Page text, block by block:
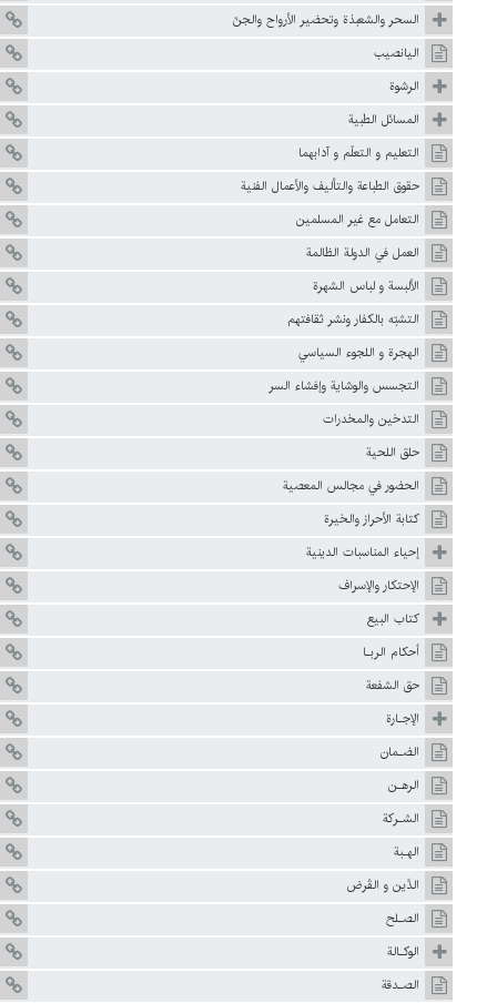
السحر والشعبذة وتحضير الأرواح والجنّ
اليانصيب
الرشوة
المسائل الطبية
التعليم و التعلّم و آدابهما
حقوق الطباعة والتأليف والأعمال الفنية
التعامل مع غير المسلمين
العمل في الدولة الظالمة
الألبسة و لباس الشهرة
التشبّه بالكفار ونشر ثقافتهم
الهجرة و اللجوء السياسي
التجسس والوشاية وإفشاء السر
التدخين والمخدرات
حلق اللحية
الحضور في مجالس المعصية
کتابة‌ الأحراز والخيرة
إحياء المناسبات الدينية
الإحتكار والإسراف
كتاب البيع
أحكام الربـا
حق الشفعة
الإجـارة
الضـمان
الرهـن
الشـركة
الهـبة
الدَّين و القَرض
الصـلح
الوكـالة
الصـدقة